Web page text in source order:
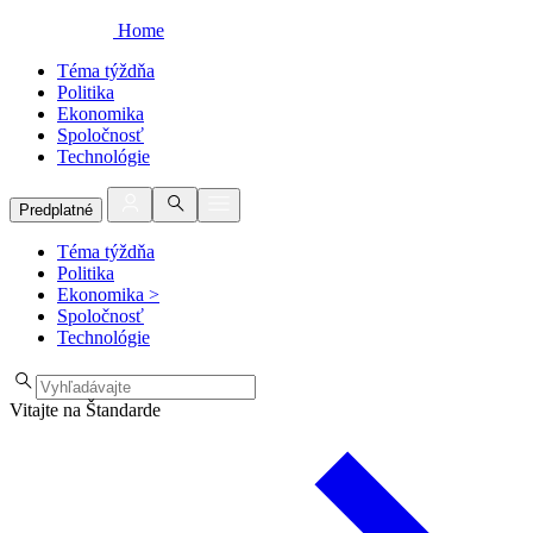
Home
Téma týždňa
Politika
Ekonomika
Spoločnosť
Technológie
Predplatné
Téma týždňa
Politika
Ekonomika >
Spoločnosť
Technológie
Vitajte na Štandarde